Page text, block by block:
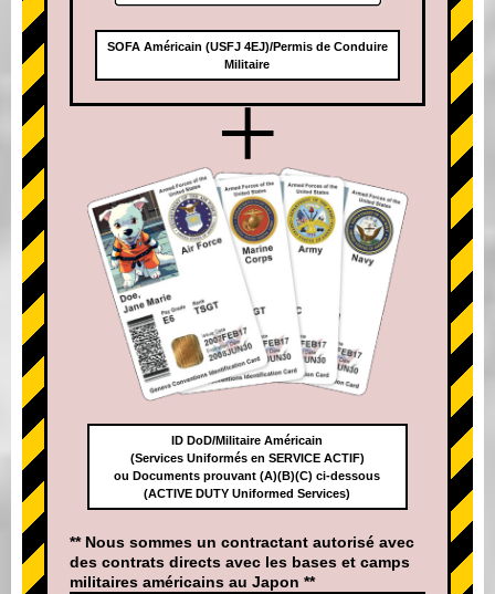
SOFA Américain (USFJ 4EJ)/Permis de Conduire
Militaire
+
ID DoD/Militaire Américain
(Services Uniformés en SERVICE ACTIF)
ou Documents prouvant (A)(B)(C) ci-dessous
(ACTIVE DUTY Uniformed Services)
** Nous sommes un contractant autorisé avec
des contrats directs avec les bases et camps
militaires américains au Japon **